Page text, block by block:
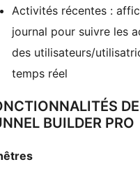
Activités récentes :
journal pour suivre les
des utilisateurs/
temps réel
DE
BUILDER PRO